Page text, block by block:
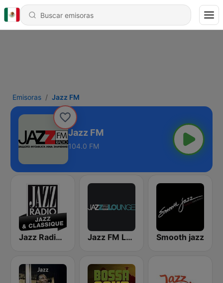
Emisoras Jazz FM
Jazz FM
104.0 FM
Jazz Radio Jazz & Classique Jazz FM Lounge Smooth jazz